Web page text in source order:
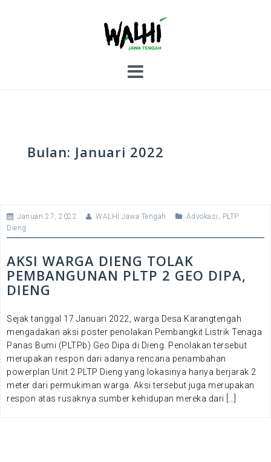
Bulan: Januari 2022
Januari 27, 2022 WALHI Jawa Tengah Advokasi , PLTP
Dieng
AKSI WARGA DIENG TOLAK
PEMBANGUNAN PLTP 2 GEO DIPA,
DIENG
Sejak tanggal 17 Januari 2022, warga Desa Karangtengah
mengadakan aksi poster penolakan Pembangkit Listrik Tenaga
Panas Bumi (PLTPb) Geo Dipa di Dieng. Penolakan tersebut
merupakan respon dari adanya rencana penambahan
powerplan Unit 2 PLTP Dieng yang lokasinya hanya berjarak 2
meter dari permukiman warga. Aksi tersebut juga merupakan
respon atas rusaknya sumber kehidupan mereka dari […]